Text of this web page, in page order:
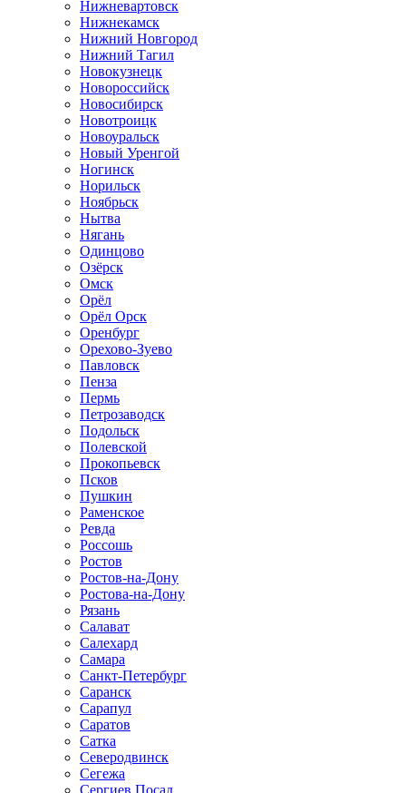
Нижневартовск
Нижнекамск
Нижний Новгород
Нижний Тагил
Новокузнецк
Новороссийск
Новосибирск
Новотроицк
Новоуральск
Новый Уренгой
Ногинск
Норильск
Ноябрьск
Нытва
Нягань
Одинцово
Озёрск
Омск
Орёл
Орёл Орск
Оренбург
Орехово-Зуево
Павловск
Пенза
Пермь
Петрозаводск
Подольск
Полевской
Прокопьевск
Псков
Пушкин
Раменское
Ревда
Россошь
Ростов
Ростов-на-Дону
Ростова-на-Дону
Рязань
Салават
Салехард
Самара
Санкт-Петербург
Саранск
Сарапул
Саратов
Сатка
Северодвинск
Сегежа
Сергиев Посад